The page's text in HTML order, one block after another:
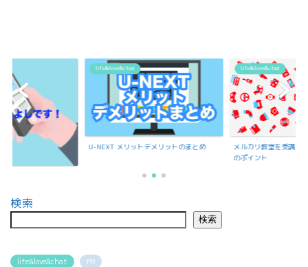
メリットのまとめ
life&love&chat
メルカリ教室を受講で聞いたメルカリ出品
life&love&chat
検索
検索
life&love&chat PR